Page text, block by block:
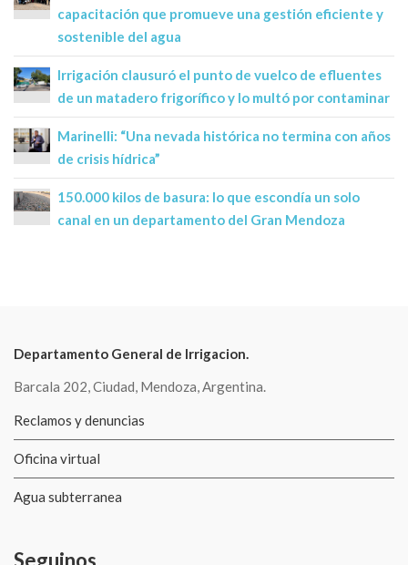
capacitación que promueve una gestión eficiente y
sostenible del agua
Irrigación clausuró el punto de vuelco de efluentes
de un matadero frigorífico y lo multó por contaminar
Marinelli: “Una nevada histórica no termina con años
de crisis hídrica”
150.000 kilos de basura: lo que escondía un solo
canal en un departamento del Gran Mendoza
Departamento General de Irrigacion.
Barcala 202, Ciudad, Mendoza, Argentina.
Reclamos y denuncias
Oficina virtual
Agua subterranea
Seguinos